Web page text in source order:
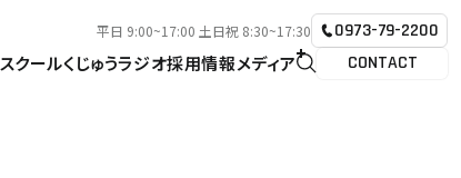
平日 9:00~17:00 土日祝 8:30~17:30
0973-79-2200
スクールくじゅうラジオ採用情報メディア CONTACT